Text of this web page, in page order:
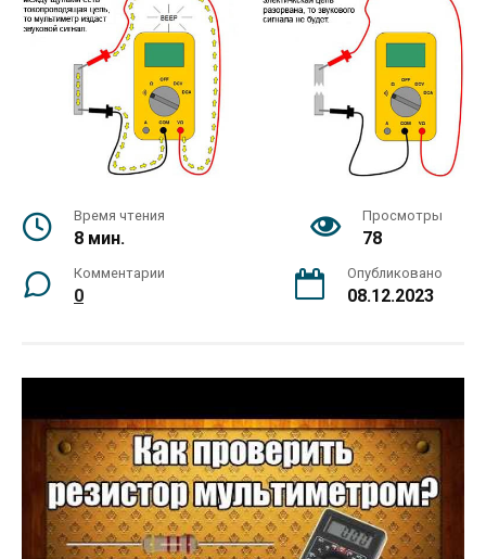
Время чтения
8 мин.
Просмотры
78
Комментарии
0
Опубликовано
08.12.2023